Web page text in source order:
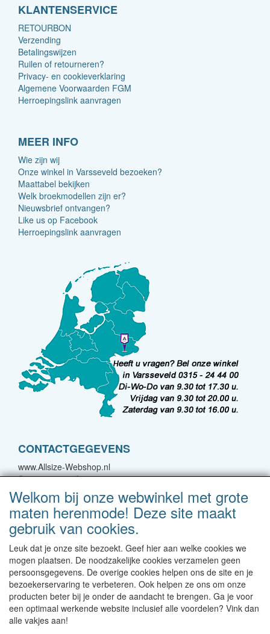
KLANTENSERVICE
RETOURBON
Verzending
Betalingswijzen
Ruilen of retourneren?
Privacy- en cookieverklaring
Algemene Voorwaarden FGM
Herroepingslink aanvragen
MEER INFO
Wie zijn wij
Onze winkel in Varsseveld bezoeken?
Maattabel bekijken
Welk broekmodellen zijn er?
Nieuwsbrief ontvangen?
Like us op Facebook
Herroepingslink aanvragen
CONTACTGEGEVENS
www.Allsize-Webshop.nl
Spoorstraat 22A
7051 CJ Varsseveld
E-mail: bestellingen@forgreatmen.nl
Telefoon: 0315-244400
Neem contact met ons op!
Levertijd 1-2 werkdagen | Vanaf € 95 gratis verzending
binnen NL | Direct leverbaar uit eigen voorraad
Welkom bij onze webwinkel met grote
maten herenmode! Deze site maakt
gebruik van cookies.
Leuk dat je onze site bezoekt. Geef hier aan welke cookies we
mogen plaatsen. De noodzakelijke cookies verzamelen geen
persoonsgegevens. De overige cookies helpen ons de site en je
bezoekerservaring te verbeteren. Ook helpen ze ons om onze
producten beter bij je onder de aandacht te brengen. Ga je voor
een optimaal werkende website inclusief alle voordelen? Vink dan
alle vakjes aan!